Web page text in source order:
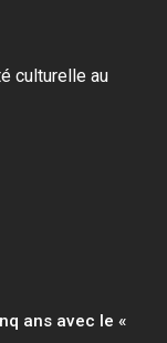
culturelle au
ans avec le «